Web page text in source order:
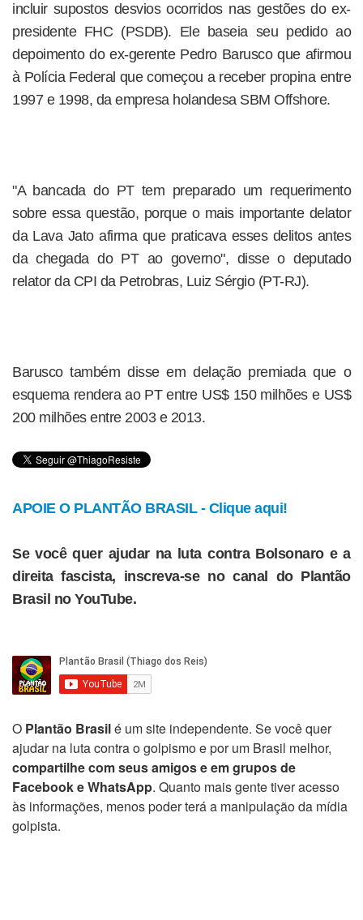
incluir supostos desvios ocorridos nas gestões do ex-
presidente FHC (PSDB). Ele baseia seu pedido ao
depoimento do ex-gerente Pedro Barusco que afirmou
à Polícia Federal que começou a receber propina entre
1997 e 1998, da empresa holandesa SBM Offshore.
"A bancada do PT tem preparado um requerimento
sobre essa questão, porque o mais importante delator
da Lava Jato afirma que praticava esses delitos antes
da chegada do PT ao governo", disse o deputado
relator da CPI da Petrobras, Luiz Sérgio (PT-RJ).
Barusco também disse em delação premiada que o
esquema rendera ao PT entre US$ 150 milhões e US$
200 milhões entre 2003 e 2013.
APOIE O PLANTÃO BRASIL - Clique aqui!
Se você quer ajudar na luta contra Bolsonaro e a
direita fascista, inscreva-se no canal do Plantão
Brasil no YouTube.
O Plantão Brasilé um site independente. Se você quer
ajudar na luta contra o golpismo e por um Brasil melhor,
compartilhe com seus amigos e em grupos de
Facebook e WhatsApp. Quanto mais gente tiver acesso
às informações, menos poder terá a manipulação da mídia
golpista.